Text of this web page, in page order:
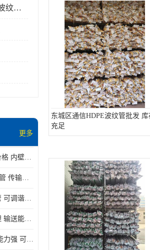
深圳联塑HDPE波纹管批发
更多
深圳永高管道批发价格 内壁光滑 抗震性能好
深圳坪山区伟星pVc管 传输损耗小 频率稳定性好
大鹏新区伟星排水管 可调谐性好 大功率 效率高
深圳永高波纹管代理 输送能力强 可以承受高温
通信管总代理 抗变能力强 可耐强震 扭曲
东城区通信HDPE波纹管批发 库
充足